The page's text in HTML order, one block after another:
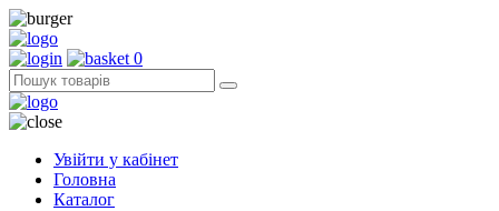
0
Увійти у кабінет
Головна
Каталог